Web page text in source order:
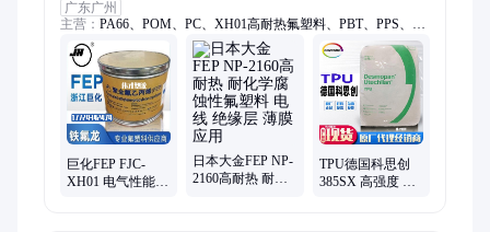
广东广州
主营： PA66、POM、PC、XH01高耐热氟塑料、PBT、PPS、
LCP、PA9T、ABS、PC/ABS、PC/PBT、POE、EVA
巨化FEP FJC-
XH01 电气性能优
日本大金FEP NP-
2160高耐热 耐化
TPU德国科思创
385SX 高强度 撕